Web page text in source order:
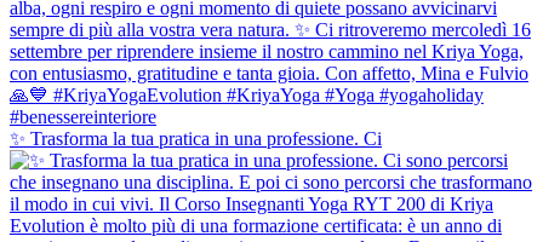
✨ Trasforma la tua pratica in una professione. Ci